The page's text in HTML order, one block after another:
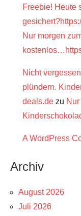
Freebie! Heute
Nur morgen
Nicht
plündern.
deals.de zu
A WordPress
Archiv
August 2026
Juli 2026